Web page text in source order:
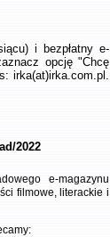
i bezpłatny e-
opcję "Chcę
irka(at)irka.com.pl.
2022
e-magazynu
filmowe, literackie i